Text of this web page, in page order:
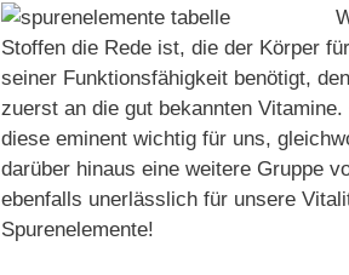
Stoffen die Rede ist, die der Körper
seiner Funktionsfähigkeit benötigt,
zuerst an die gut bekannten
diese eminent wichtig für uns,
darüber hinaus eine weitere Gruppe
ebenfalls unerlässlich für unsere
Spurenelemente!